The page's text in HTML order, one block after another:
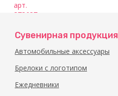
Подарочный
набор
«Домик»
373687
Сувенирная продукция
Автомобильные аксессуары
Брелоки с логотипом
Ежедневники